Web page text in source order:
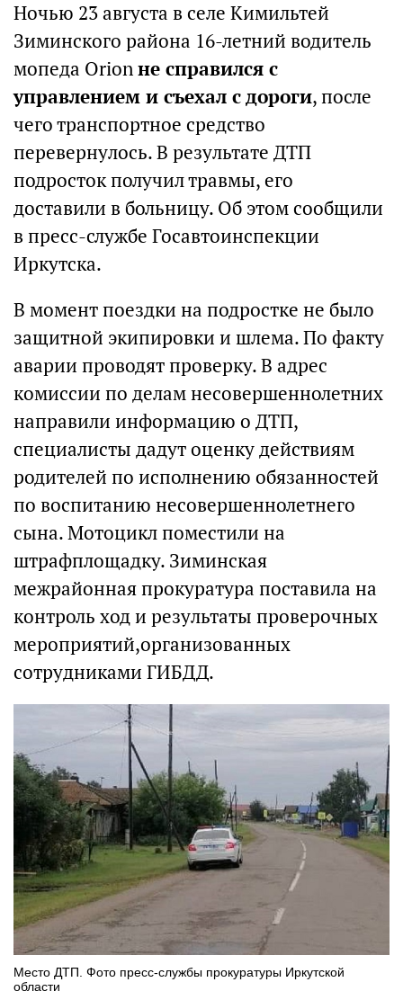
Ночью 23 августа в селе Кимильтей
Зиминского района 16-летний водитель
мопеда Orionне справился с
управлением и съехал с дороги, после
чего транспортное средство
перевернулось. В результате ДТП
подросток получил травмы, его
доставили в больницу. Об этом сообщили
в пресс-службе Госавтоинспекции
Иркутска.
В момент поездки на подростке не было
защитной экипировки и шлема. По факту
аварии проводят проверку. В адрес
комиссии по делам несовершеннолетних
направили информацию о ДТП,
специалисты дадут оценку действиям
родителей по исполнению обязанностей
по воспитанию несовершеннолетнего
сына. Мотоцикл поместили на
штрафплощадку. Зиминская
межрайонная прокуратура поставила на
контроль ход и результаты проверочных
мероприятий,организованных
сотрудниками ГИБДД.
Место ДТП. Фото пресс-службы прокуратуры Иркутской
области